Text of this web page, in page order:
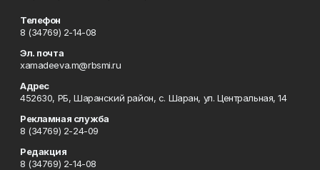
Телефон
8 (34769) 2-14-08
Эл. почта
xamadeeva.m@rbsmi.ru
Адрес
452630, РБ, Шаранский район, с. Шаран, ул. Центральная, 14
Рекламная служба
8 (34769) 2-24-09
Редакция
8 (34769) 2-14-08